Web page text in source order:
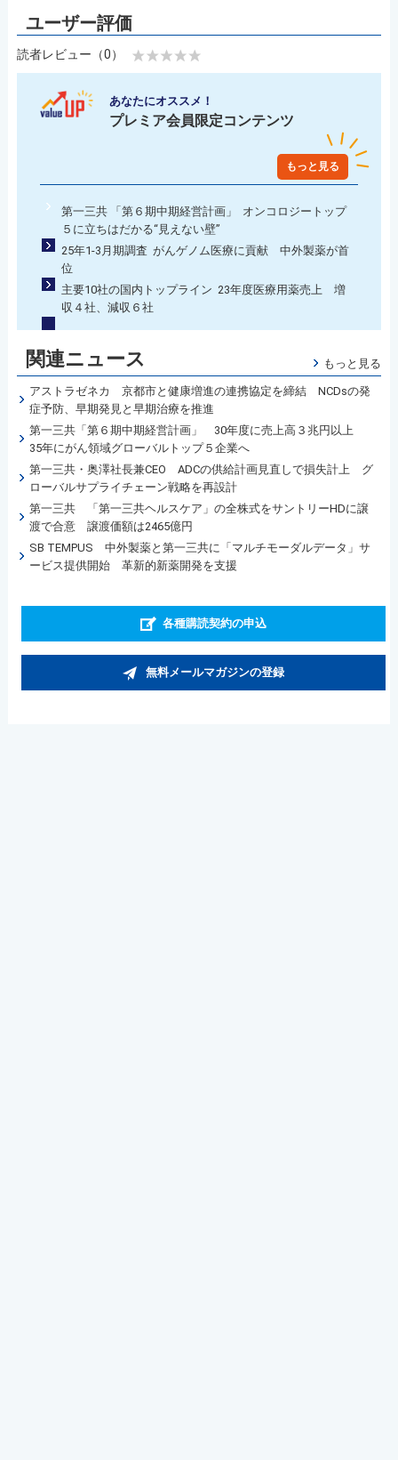
読者レビュー（0）
あなたにオススメ！
プレミア会員限定コンテンツ
もっと見る
第一三共 「第６期中期経営計画」 オンコロジートップ
５に立ちはだかる“見えない壁”
25年1-3月期調査 がんゲノム医療に貢献 中外製薬が首
位
主要10社の国内トップライン 23年度医療用薬売上 増
収４社、減収６社
関連ニュース もっと見る
アストラゼネカ 京都市と健康増進の連携協定を締結 NCDsの発
症予防、早期発見と早期治療を推進
第一三共「第６期中期経営計画」 30年度に売上高３兆円以上
35年にがん領域グローバルトップ５企業へ
第一三共・奥澤社長兼CEO ADCの供給計画見直しで損失計上 グ
ローバルサプライチェーン戦略を再設計
第一三共 「第一三共ヘルスケア」の全株式をサントリーHDに譲
渡で合意 譲渡価額は2465億円
SB TEMPUS 中外製薬と第一三共に「マルチモーダルデータ」サ
ービス提供開始 革新的新薬開発を支援
各種購読契約の申込
無料メールマガジンの登録